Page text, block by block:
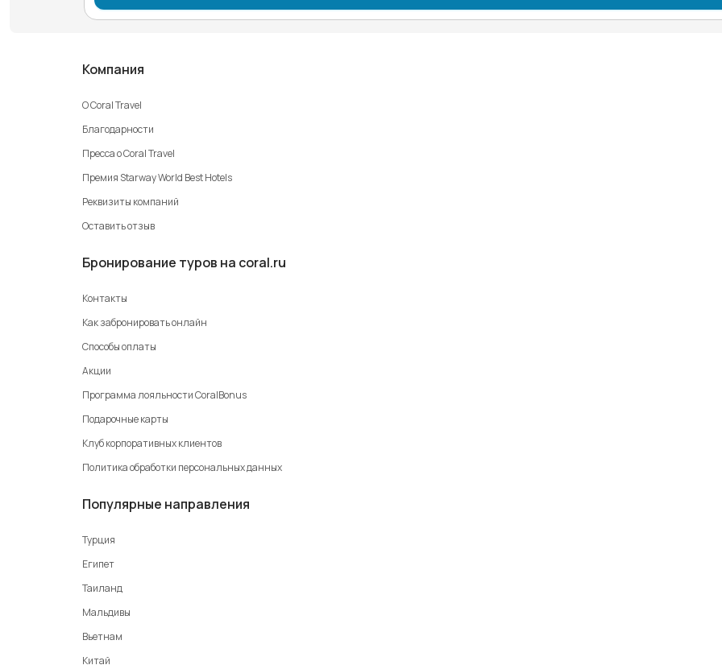
Компания
О Coral Travel
Благодарности
Пресса о Coral Travel
Премия Starway World Best Hotels
Реквизиты компаний
Оставить отзыв
Бронирование туров на coral.ru
Контакты
Как забронировать онлайн
Способы оплаты
Акции
Программа лояльности CoralBonus
Подарочные карты
Клуб корпоративных клиентов
Политика обработки персональных данных
Популярные направления
Турция
Египет
Таиланд
Мальдивы
Вьетнам
Китай